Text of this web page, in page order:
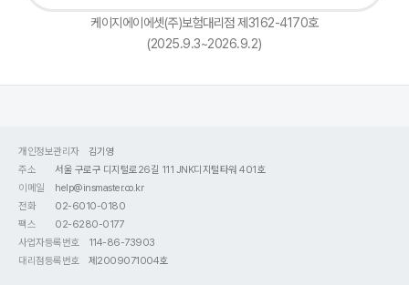
케이지에이에셋(주)보험대리점 제3162-4170호
(2025.9.3~2026.9.2)
개인정보관리자
김기영
주소
서울 구로구 디지털로26길 111 JNK디지털타워 401호
이메일
help@insmaster.co.kr
전화
02-6010-0180
팩스
02-6280-0177
사업자등록번호
114-86-73903
대리점등록번호
제2009071004호